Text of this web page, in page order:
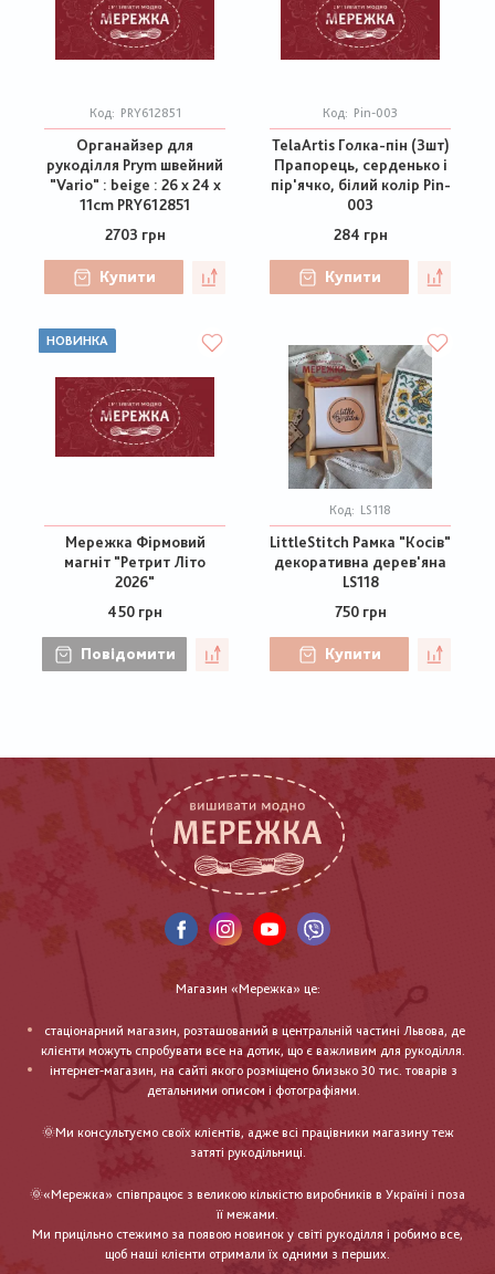
Код: PRY612851
Органайзер для
рукоділля Prym швейний
"Vario" : beige : 26 x 24 x
11cm PRY612851
2703 грн
Купити
Код: Pin-003
TelaArtis Голка-пін (3шт)
Прапорець, серденько і
пір'ячко, білий колір Pin-
003
284 грн
Купити
НОВИНКА
Мережка Фірмовий
магніт "Ретрит Літо
2026"
450 грн
Повідомити
Код: LS118
LittleStitch Рамка "Косів"
декоративна дерев'яна
LS118
750 грн
Купити
Магазин «Мережка» це:
стаціонарний магазин, розташований в центральній частині Львова, де
клієнти можуть спробувати все на дотик, що є важливим для рукоділля.
інтернет-магазин, на сайті якого розміщено близько 30 тис. товарів з
детальними описом і фотографіями.
🌞Ми консультуємо своїх клієнтів, адже всі працівники магазину теж
затяті рукодільниці.
🌞«Мережка» співпрацює з великою кількістю виробників в Україні і поза
її межами.
Ми прицільно стежимо за появою новинок у світі рукоділля і робимо все,
щоб наші клієнти отримали їх одними з перших.